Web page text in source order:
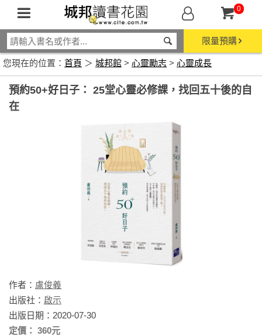
0
限量預購
您現在的位置： 首頁 ＞ 城邦館 > 心靈勵志 > 心靈成長
預約50+好日子： 25堂心靈必修課，找回五十後的自
在
作者： 盧俊義
出版社： 啟示
出版日期：2020-07-30
定價： 360元